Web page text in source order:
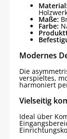
Material:
Maße:
Farbe:
Modernes
Die
verspieltes,
harmoniert
Vielseitig
Ideal über